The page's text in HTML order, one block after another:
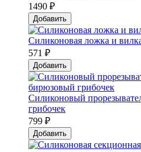
1490 ₽
Добавить
Силиконовая ложка и
571 ₽
Добавить
Силиконовый
грибочек
799 ₽
Добавить